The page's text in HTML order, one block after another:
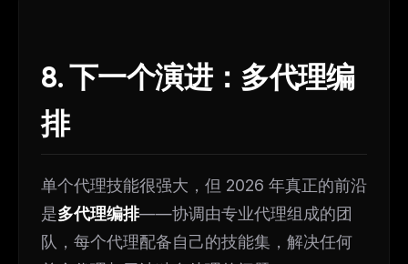
8. 下一个演进：多代理编
排
单个代理技能很强大，但 2026 年真正的前沿
是多代理编排——协调由专业代理组成的团
队，每个代理配备自己的技能集，解决任何